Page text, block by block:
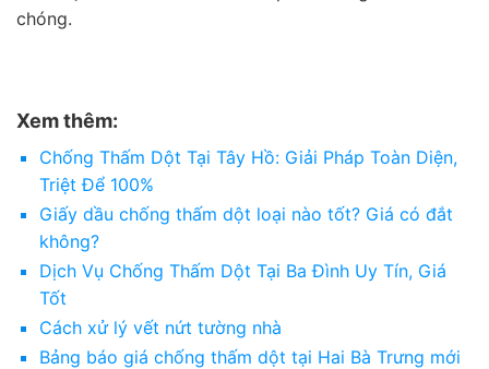
chóng.
Xem thêm:
Chống Thấm Dột Tại Tây Hồ: Giải Pháp Toàn Diện,
Triệt Để 100%
Giấy dầu chống thấm dột loại nào tốt? Giá có đắt
không?
Dịch Vụ Chống Thấm Dột Tại Ba Đình Uy Tín, Giá
Tốt
Cách xử lý vết nứt tường nhà
Bảng báo giá chống thấm dột tại Hai Bà Trưng mới